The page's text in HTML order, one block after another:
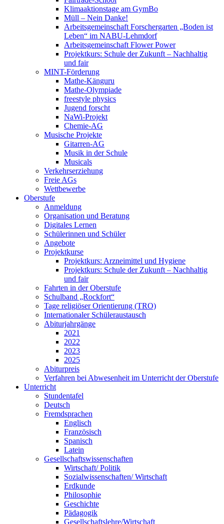
Klimaaktionstage am GymBo
Müll – Nein Danke!
Arbeitsgemeinschaft Forschergarten „Boden ist
Leben“ im NABU-Lehmdorf
Arbeitsgemeinschaft Flower Power
Projektkurs: Schule der Zukunft – Nachhaltig
und fair
MINT-Förderung
Mathe-Känguru
Mathe-Olympiade
freestyle physics
Jugend forscht
NaWi-Projekt
Chemie-AG
Musische Projekte
Gitarren-AG
Musik in der Schule
Musicals
Verkehrserziehung
Freie AGs
Wettbewerbe
Oberstufe
Anmeldung
Organisation und Beratung
Digitales Lernen
Schülerinnen und Schüler
Angebote
Projektkurse
Projektkurs: Arzneimittel und Hygiene
Projektkurs: Schule der Zukunft – Nachhaltig
und fair
Fahrten in der Oberstufe
Schulband „Rockfort“
Tage religiöser Orientierung (TRO)
Internationaler Schüleraustausch
Abiturjahrgänge
2021
2022
2023
2025
Abiturpreis
Verfahren bei Abwesenheit im Unterricht der Oberstufe
Unterricht
Stundentafel
Deutsch
Fremdsprachen
Englisch
Französisch
Spanisch
Latein
Gesellschaftswissenschaften
Wirtschaft/ Politik
Sozialwissenschaften/ Wirtschaft
Erdkunde
Philosophie
Geschichte
Pädagogik
Gesellschaftslehre/Wirtschaft